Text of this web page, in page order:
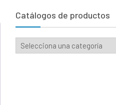
Catálogos de productos